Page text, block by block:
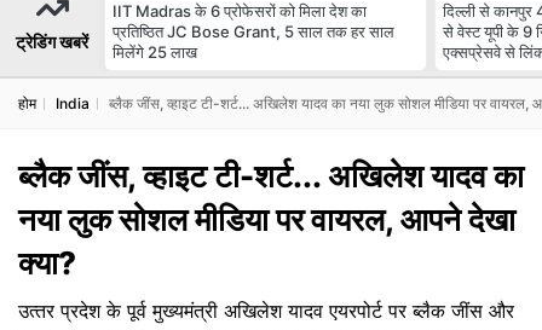
ट्रेडिंग खबरें
IIT Madras के 6 प्रोफेसरों को मिला देश का
प्रतिष्ठित JC Bose Grant, 5 साल तक हर साल
मिलेंगे 25 लाख
दिल्ली से
से वेस्ट यूपी के 9
एक्सप्रेसवे से
होम India ब्‍लैक जींस, व्‍हाइट टी-शर्ट... अखिलेश यादव का नया लुक सोशल मीडिया पर वायरल,
ब्‍लैक जींस, व्‍हाइट टी-शर्ट... अखिलेश यादव का
नया लुक सोशल मीडिया पर वायरल, आपने देखा
क्‍या?
उत्‍तर प्रदेश के पूर्व मुख्यमंत्री अखिलेश यादव एयरपोर्ट पर ब्लैक जींस और